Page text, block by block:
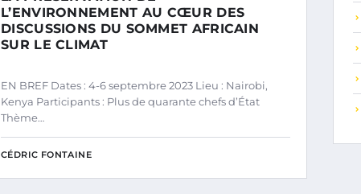
L’ENVIRONNEMENT AU CŒUR DES
DISCUSSIONS DU SOMMET AFRICAIN
SUR LE CLIMAT
EN BREF Dates : 4-6 septembre 2023 Lieu : Nairobi,
Kenya Participants : Plus de quarante chefs d’État
Thème…
CÉDRIC FONTAINE